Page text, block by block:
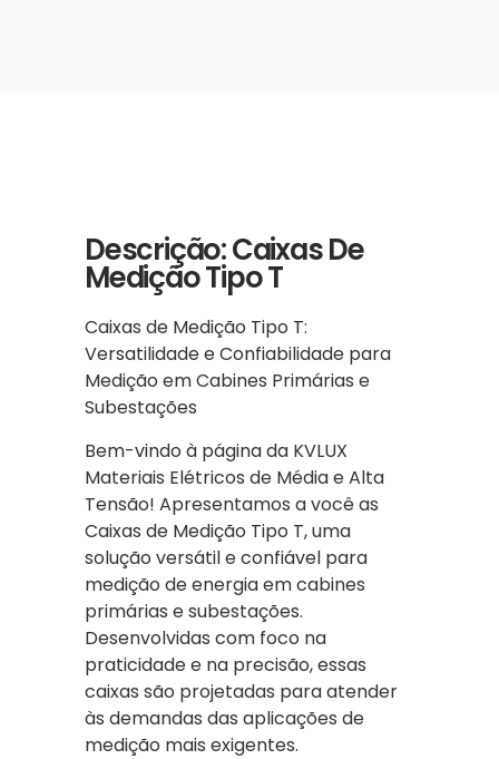
Descrição: Caixas De
Medição Tipo T
Caixas de Medição Tipo T:
Versatilidade e Confiabilidade para
Medição em Cabines Primárias e
Subestações
Bem-vindo à página da KVLUX
Materiais Elétricos de Média e Alta
Tensão! Apresentamos a você as
Caixas de Medição Tipo T, uma
solução versátil e confiável para
medição de energia em cabines
primárias e subestações.
Desenvolvidas com foco na
praticidade e na precisão, essas
caixas são projetadas para atender
às demandas das aplicações de
medição mais exigentes.